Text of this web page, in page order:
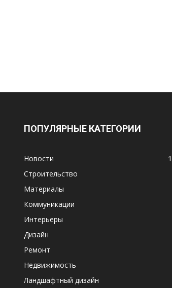
ПОПУЛЯРНЫЕ КАТЕГОРИИ
Новости
Строительство
Материалы
Коммуникации
Интерьеры
Дизайн
Ремонт
Недвижимость
Ландшафтный дизайн